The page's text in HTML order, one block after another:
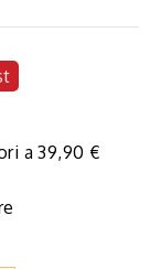
a 39,90 €